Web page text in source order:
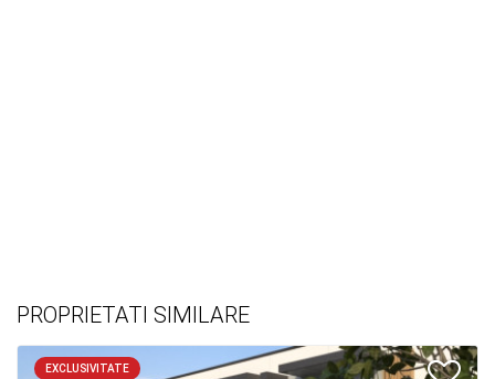
PROPRIETATI SIMILARE
EXCLUSIVITATE